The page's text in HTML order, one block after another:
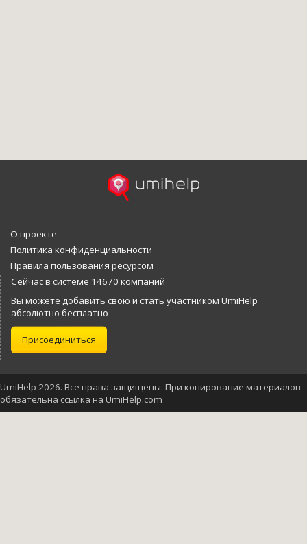
О проекте
Политика конфиденциальности
Правила пользования ресурсом
Сейчас в системе 14670 компаний
Вы можете добавить свою и стать участником UmiHelp
абсолютно бесплатно
Присоединиться
UmiHelp 2026. Все права защищены. При копирование материалов
обязательна ссылка на UmiHelp.com